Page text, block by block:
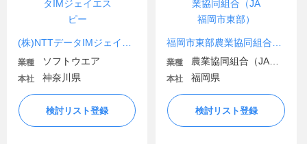
業種 ソフトウエア
本社 神奈川県
検討リスト登録
業種
本社 福岡県
検討リスト登録